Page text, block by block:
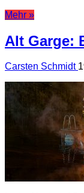
Mehr »
Alt Garge:
Carsten Schmidt